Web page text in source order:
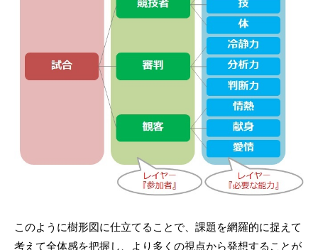
このように樹形図に仕立てることで、課題を網羅的に捉えて
考えて全体感を把握し、より多くの視点から発想することが